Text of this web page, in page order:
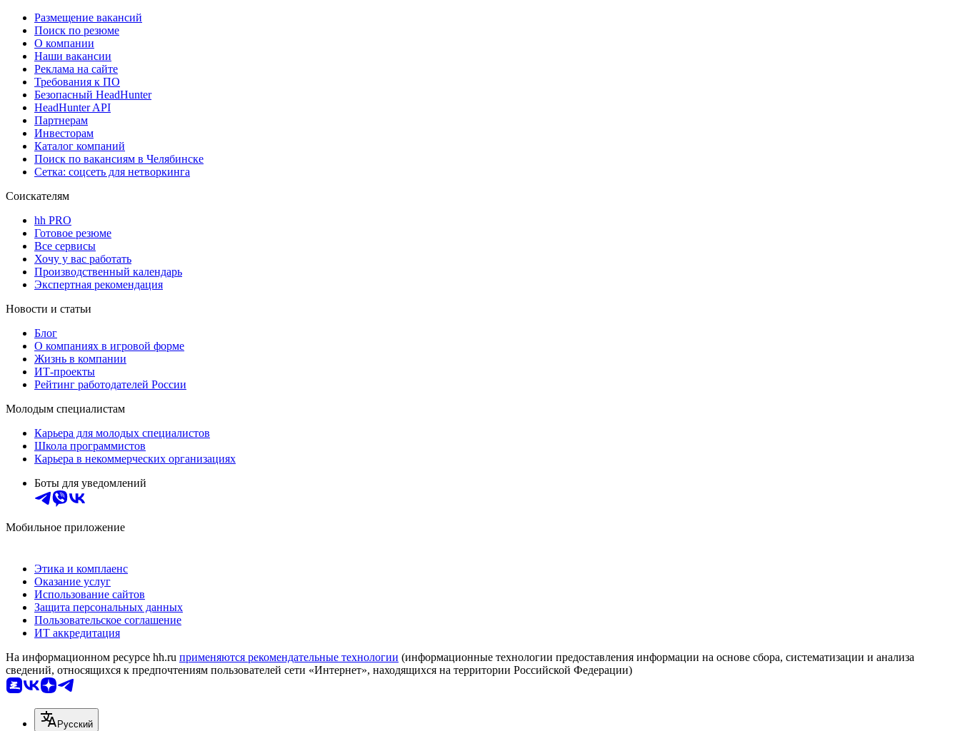
Размещение вакансий
Поиск по резюме
О компании
Наши вакансии
Реклама на сайте
Требования к ПО
Безопасный HeadHunter
HeadHunter API
Партнерам
Инвесторам
Каталог компаний
Поиск по вакансиям в Челябинске
Сетка: соцсеть для нетворкинга
Соискателям
hh PRO
Готовое резюме
Все сервисы
Хочу у вас работать
Производственный календарь
Экспертная рекомендация
Новости и статьи
Блог
О компаниях в игровой форме
Жизнь в компании
ИТ-проекты
Рейтинг работодателей России
Молодым специалистам
Карьера для молодых специалистов
Школа программистов
Карьера в некоммерческих организациях
Боты для уведомлений
Мобильное приложение
Этика и комплаенс
Оказание услуг
Использование сайтов
Защита персональных данных
Пользовательское соглашение
ИТ аккредитация
На информационном ресурсе hh.ru применяются рекомендательные технологии (информационные технологии предоставления информации на основе сбора, систематизации и анализа
сведений, относящихся к предпочтениям пользователей сети «Интернет», находящихся на территории Российской Федерации)
Русский